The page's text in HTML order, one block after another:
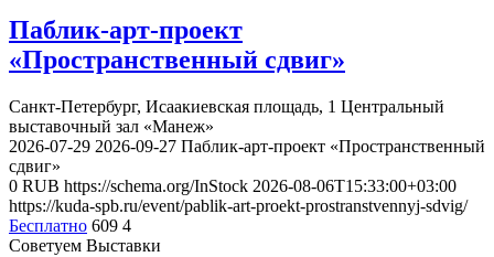
Паблик-арт-проект
«Пространственный сдвиг»
Санкт-Петербург, Исаакиевская площадь, 1 Центральный
выставочный зал «Манеж»
2026-07-29 2026-09-27 Паблик-арт-проект «Пространственный
сдвиг»
0 RUB https://schema.org/InStock 2026-08-06T15:33:00+03:00
https://kuda-spb.ru/event/pablik-art-proekt-prostranstvennyj-sdvig/
Бесплатно 609 4
Советуем Выставки